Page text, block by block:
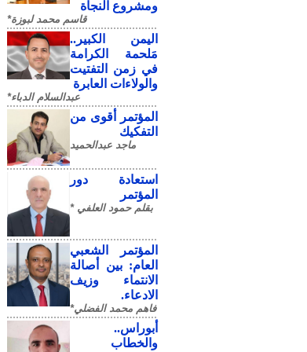
ومشروع النجاة
قاسم محمد لبوزة*
​اليمن الكبير..
مَلحمة الكرامة
في زمن التفتيت
والولاءات العابرة
عبدالسلام الدباء*
المؤتمر أقوى من
التفكيك
ماجد عبدالحميد
استعادة دور
المؤتمر
بقلم حمود العلفي *
المؤتمر الشعبي
العام: بين أصالة
الانتماء وزيف
الادعاء.
فاهم محمد الفضلي*
أبوراس..
والخطاب